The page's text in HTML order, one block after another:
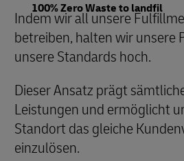
100% Zero Waste to landfil
Indem wir all unsere
betreiben, halten wir unsere
unsere Standards hoch.
Dieser Ansatz prägt
Leistungen und ermöglicht
Standort das gleiche
einzulösen.